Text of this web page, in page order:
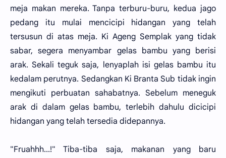
meja makan mereka. Tanpa terburu-buru, kedua jago
pedang itu mulai mencicipi hidangan yang telah
tersusun di atas meja. Ki Ageng Semplak yang tidak
sabar, segera menyambar gelas bambu yang berisi
arak. Sekali teguk saja, lenyaplah isi gelas bambu itu
kedalam perutnya. Sedangkan Ki Branta Sub tidak ingin
mengikuti perbuatan sahabatnya. Sebelum meneguk
arak di dalam gelas bambu, terlebih dahulu dicicipi
hidangan yang telah tersedia didepannya.
"Fruahhh...!" Tiba-tiba saja, makanan yang baru